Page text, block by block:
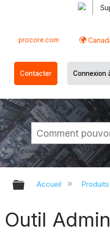
procore.com
Contacter Connexion
Développer/
Accueil Produits
Outil